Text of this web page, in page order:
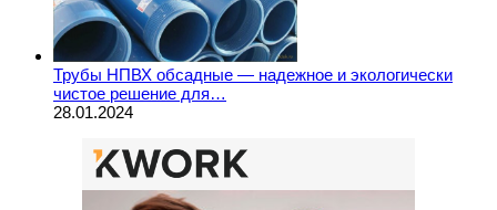
Трубы НПВХ обсадные — надежное и экологически
чистое решение для…
28.01.2024